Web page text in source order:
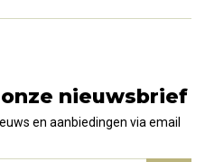
nieuwsbrief
en aanbiedingen via email